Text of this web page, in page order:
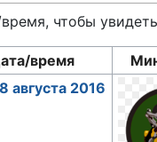
чтобы
время
августа 2016